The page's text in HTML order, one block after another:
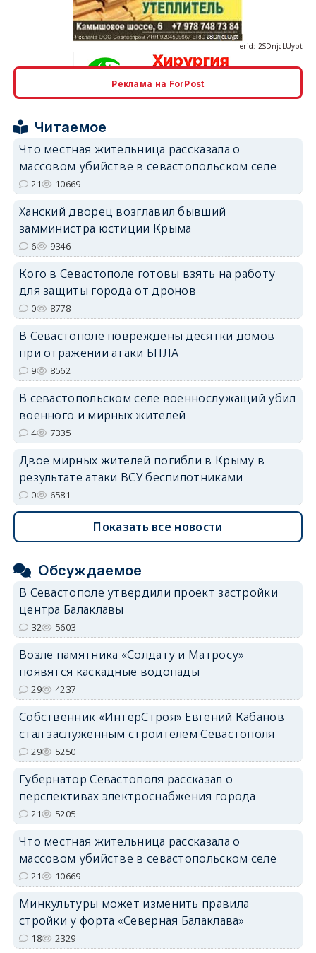
Реклама на ForPost
Читаемое
Что местная жительница рассказала о
массовом убийстве в севастопольском селе
21 10669
Ханский дворец возглавил бывший
замминистра юстиции Крыма
6 9346
Кого в Севастополе готовы взять на работу
для защиты города от дронов
0 8778
В Севастополе повреждены десятки домов
при отражении атаки БПЛА
9 8562
В севастопольском селе военнослужащий убил
военного и мирных жителей
4 7335
Двое мирных жителей погибли в Крыму в
результате атаки ВСУ беспилотниками
0 6581
Показать все новости
Обсуждаемое
В Севастополе утвердили проект застройки
центра Балаклавы
32 5603
Возле памятника «Солдату и Матросу»
появятся каскадные водопады
29 4237
Собственник «ИнтерСтроя» Евгений Кабанов
стал заслуженным строителем Севастополя
29 5250
Губернатор Севастополя рассказал о
перспективах электроснабжения города
21 5205
Что местная жительница рассказала о
массовом убийстве в севастопольском селе
21 10669
Минкультуры может изменить правила
стройки у форта «Северная Балаклава»
18 2329